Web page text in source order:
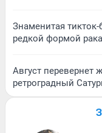
Знаменитая
редкой формой
Август перевернет
ретроградный